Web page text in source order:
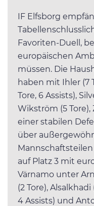
IF Elfsborg
Favoriten-Duell,
europäischen
müssen. Die
haben mit Ihler (7
Tore, 6 Assists),
Wikström (5 Tore),
einer stabilen
über
auf Platz 3 mit
Värnamo unter
(2 Tore), Alsalkhadi
4 Assists) und